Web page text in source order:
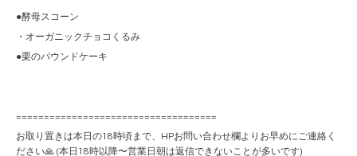
●酵母スコーン
・オーガニックチョコくるみ
●栗のパウンドケーキ
====================================
お取り置きは本日の18時頃まで、HPお問い合わせ欄よりお早めにご連絡く
ださい🙏 (本日18時以降〜営業日朝は返信できないことが多いです)